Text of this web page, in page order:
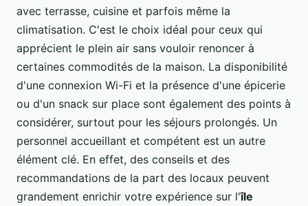
avec terrasse, cuisine et parfois même la
climatisation. C'est le choix idéal pour ceux qui
apprécient le plein air sans vouloir renoncer à
certaines commodités de la maison. La disponibilité
d'une connexion Wi-Fi et la présence d'une épicerie
ou d'un snack sur place sont également des points à
considérer, surtout pour les séjours prolongés. Un
personnel accueillant et compétent est un autre
élément clé. En effet, des conseils et des
recommandations de la part des locaux peuvent
grandement enrichir votre expérience sur l'île